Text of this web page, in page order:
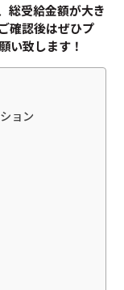
総受給金額が大き
確認後はぜひプ
い致します！
ョン